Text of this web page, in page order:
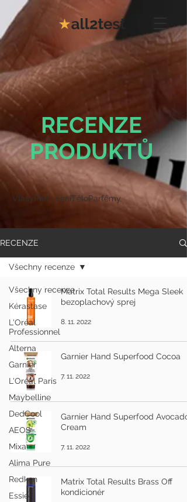
RECENZE
PRODUKTŮ
VlasyPleťLíčeníTěloParfémy
RECENZE
Všechny recenze
Kérastase
L'Oréal
Professionnel
Alterna
Garnier
L'Oréal Paris
Maybelline
DedCool
AEOS
Mixa
Alima Pure
Redken
Essie
Všechny recenze
Matrix Total Results Mega Sleek
bezoplachový sprej
8. 11. 2022
Garnier Hand Superfood Cocoa
7. 11. 2022
Garnier Hand Superfood Avocado
Cream
7. 11. 2022
Matrix Total Results Brass Off
kondicionér